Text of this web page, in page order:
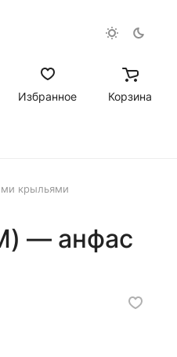
Избранное Корзина
крыльями
— анфас